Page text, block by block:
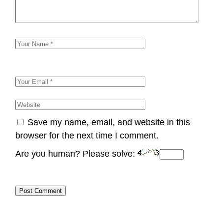
Save my name, email, and website in this
browser for the next time I comment.
Are you human? Please solve:
Post Comment